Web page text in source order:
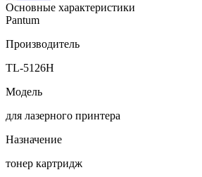
Основные характеристики
Pantum
Производитель
TL-5126H
Модель
для лазерного принтера
Назначение
тонер картридж